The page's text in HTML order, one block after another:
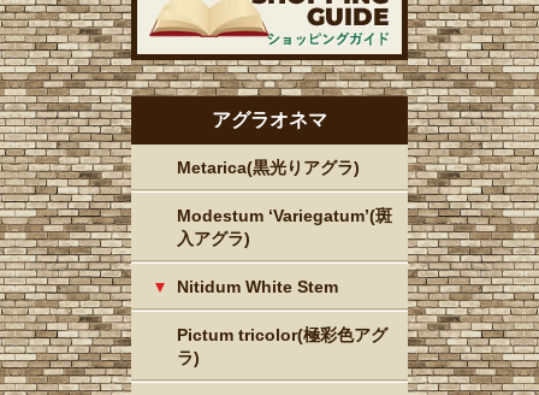
アグラオネマ
Metarica(黒光りアグラ)
Modestum ‘Variegatum’(斑
入アグラ)
Nitidum White Stem
Pictum tricolor(極彩色アグ
ラ)